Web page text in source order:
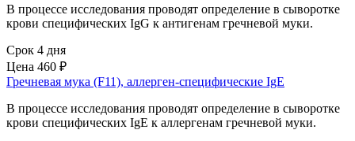
В процессе исследования проводят определение в сыворотке
крови специфических IgG к антигенам гречневой муки.
Срок 4 дня
Цена 460 ₽
Гречневая мука (F11), аллерген-специфические IgЕ
В процессе исследования проводят определение в сыворотке
крови специфических IgE к аллергенам гречневой муки.